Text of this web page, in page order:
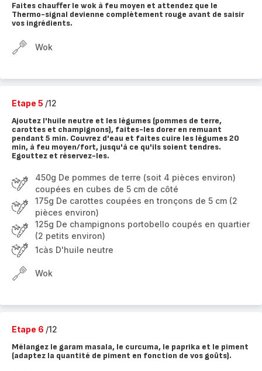
Faites chauffer le wok à feu moyen et attendez que le
Thermo-signal devienne complètement rouge avant de saisir
vos ingrédients.
Wok
Etape 5 /12
Ajoutez l'huile neutre et les légumes (pommes de terre,
carottes et champignons), faites-les dorer en remuant
pendant 5 min. Couvrez d'eau et faites cuire les légumes 20
min, à feu moyen/fort, jusqu'à ce qu'ils soient tendres.
Egouttez et réservez-les.
450g De pommes de terre (soit 4 pièces environ)
coupées en cubes de 5 cm de côté
175g De carottes coupées en tronçons de 5 cm (2
pièces environ)
125g De champignons portobello coupés en quartier
(2 petits environ)
1càs D'huile neutre
Wok
Etape 6 /12
Mélangez le garam masala, le curcuma, le paprika et le piment
(adaptez la quantité de piment en fonction de vos goûts).